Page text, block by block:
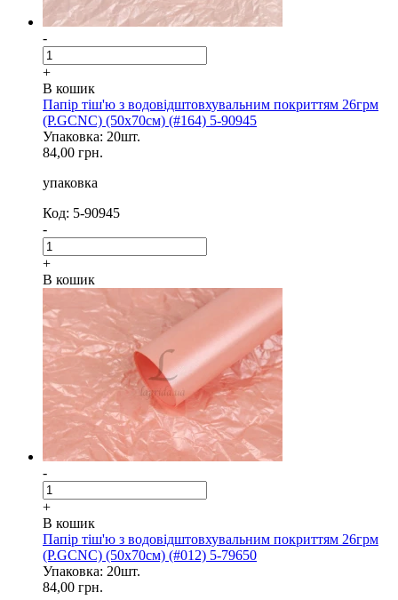
-
+
В кошик
Папір тіш'ю з водовідштовхувальним покриттям 26грм
(P.GCNC) (50x70см) (#164) 5-90945
Упаковка: 20шт.
84,00 грн.
упаковка
Код: 5-90945
-
+
В кошик
-
+
В кошик
Папір тіш'ю з водовідштовхувальним покриттям 26грм
(P.GCNC) (50x70см) (#012) 5-79650
Упаковка: 20шт.
84,00 грн.